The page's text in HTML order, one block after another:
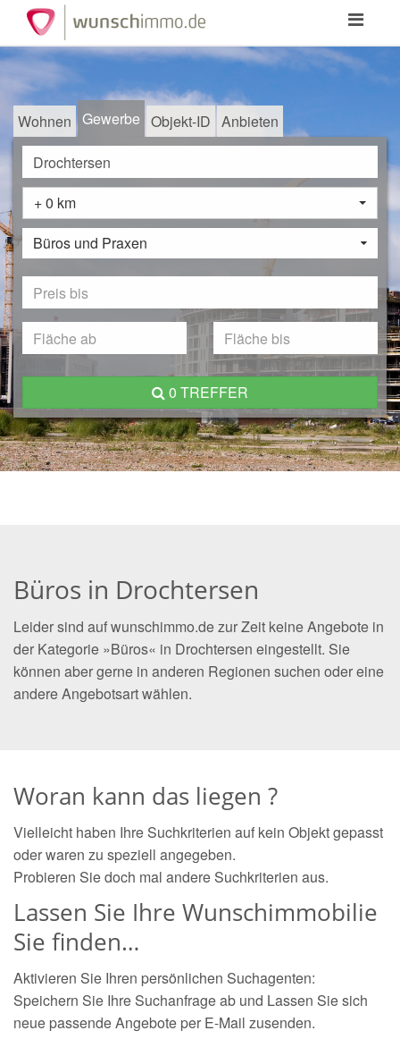
Toggle
Wohnen Gewerbe Objekt-ID Anbieten
+ 0 km
Büros und Praxen
0 TREFFER
Büros in Drochtersen
Leider sind auf wunschimmo.de zur Zeit keine Angebote in
der Kategorie »Büros« in Drochtersen eingestellt. Sie
können aber gerne in anderen Regionen suchen oder eine
andere Angebotsart wählen.
Woran kann das liegen ?
Vielleicht haben Ihre Suchkriterien auf kein Objekt gepasst
oder waren zu speziell angegeben.
Probieren Sie doch mal andere Suchkriterien aus.
Lassen Sie Ihre Wunschimmobilie
Sie finden…
Aktivieren Sie Ihren persönlichen Suchagenten:
Speichern Sie Ihre Suchanfrage ab und Lassen Sie sich
neue passende Angebote per E-Mail zusenden.